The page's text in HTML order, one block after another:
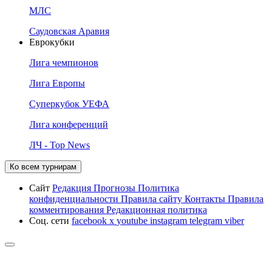
МЛС
Саудовская Аравия
Еврокубки
Лига чемпионов
Лига Европы
Суперкубок УЕФА
Лига конференций
ЛЧ - Top News
Ко всем турнирам
Сайт Редакция Прогнозы Политика
конфиденциальности Правила сайту Контакты Правила
комментирования Редакционная политика
Соц. сети facebook x youtube instagram telegram viber